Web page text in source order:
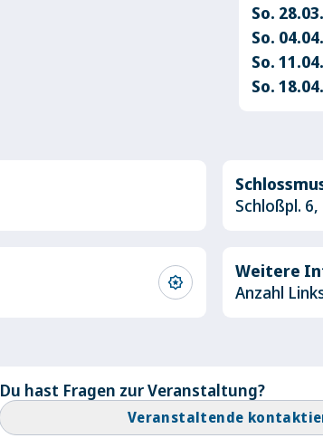
So.
So.
So.
So.
Schloßpl.
award_star
Weitere
Anzahl
Du hast Fragen zur Veranstaltung?
Veranstaltende